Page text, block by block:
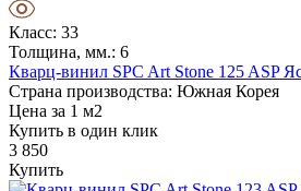
Класс: 33
Толщина, мм.: 6
Кварц-винил SPC Art Stone 125 ASP
Страна производства: Южная Корея
Цена за 1 м2
Купить в один клик
3 850
Купить